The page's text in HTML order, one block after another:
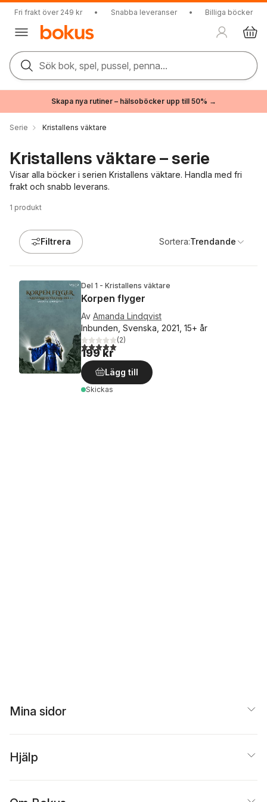
Fri frakt över 249 kr • Snabba leveranser • Billiga böcker
Sök bok, spel, pussel, penna...
Skapa nya rutiner – hälsoböcker upp till 50% →
Serie Kristallens väktare
Kristallens väktare – serie
Visar alla böcker i serien Kristallens väktare. Handla med fri
frakt och snabb leverans.
1 produkt
Filtrera Sortera:Trendande
Del 1 - Kristallens väktare
Korpen flyger
Av Amanda Lindqvist
Inbunden, Svenska, 2021, 15+ år
5,0utav 5 stjärnor. Totalt antal röster:
(2)
199 kr
Lägg till
Skickas
Mina sidor
Hjälp